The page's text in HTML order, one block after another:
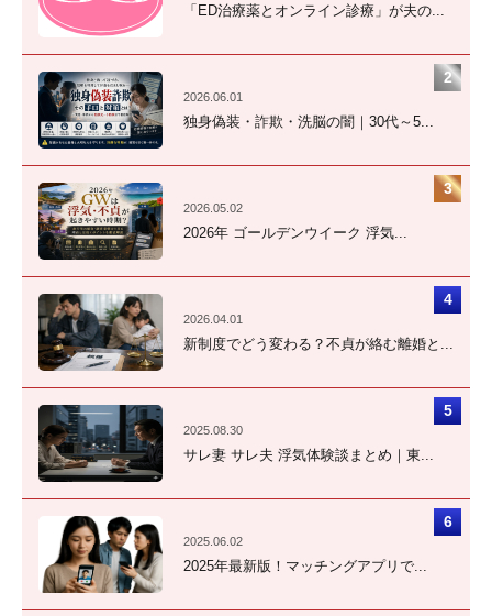
「ED治療薬とオンライン診療」が夫の...
2026.06.01
独身偽装・詐欺・洗脳の闇｜30代～5...
2026.05.02
2026年 ゴールデンウイーク 浮気...
2026.04.01
新制度でどう変わる？不貞が絡む離婚と...
2025.08.30
サレ妻 サレ夫 浮気体験談まとめ｜東...
2025.06.02
2025年最新版！マッチングアプリで...